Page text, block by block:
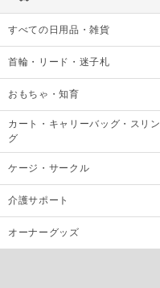
すべての日用品・雑貨
首輪・リード・迷子札
おもちゃ・知育
カート・キャリーバッグ・スリン
グ
ケージ・サークル
介護サポート
オーナーグッズ